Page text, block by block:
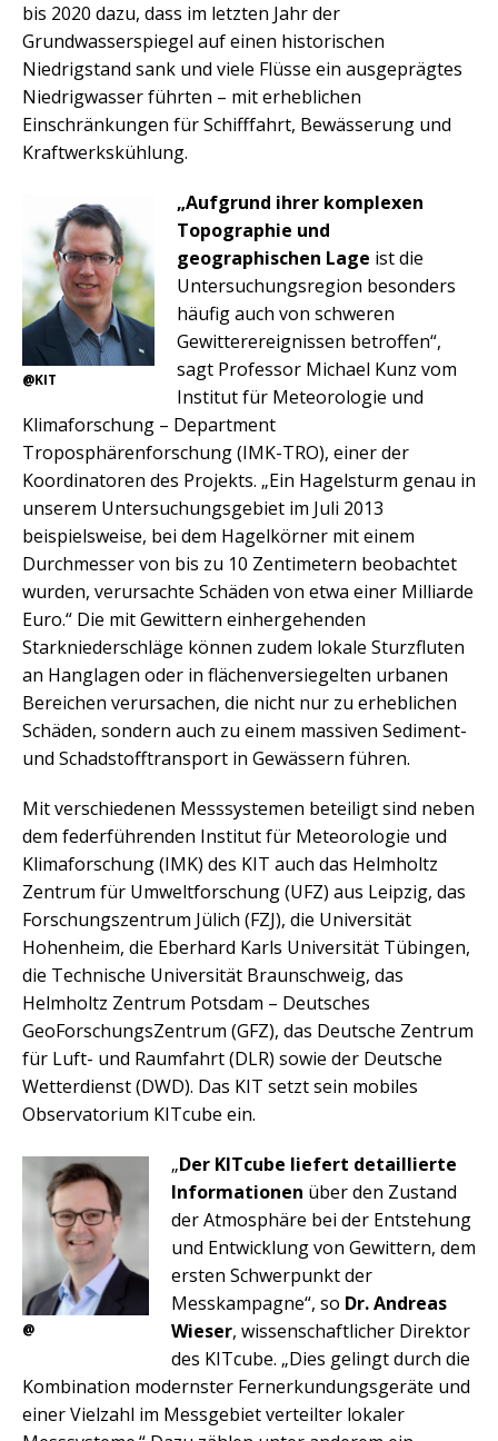
bis 2020 dazu, dass im letzten Jahr der
Grundwasserspiegel auf einen historischen
Niedrigstand sank und viele Flüsse ein ausgeprägtes
Niedrigwasser führten – mit erheblichen
Einschränkungen für Schifffahrt, Bewässerung und
Kraftwerkskühlung.
@KIT
„Aufgrund ihrer komplexen
Topographie und
geographischen Lage ist die
Untersuchungsregion besonders
häufig auch von schweren
Gewitterereignissen betroffen“,
sagt Professor Michael Kunz vom
Institut für Meteorologie und
Klimaforschung – Department
Troposphärenforschung (IMK-TRO), einer der
Koordinatoren des Projekts. „Ein Hagelsturm genau in
unserem Untersuchungsgebiet im Juli 2013
beispielsweise, bei dem Hagelkörner mit einem
Durchmesser von bis zu 10 Zentimetern beobachtet
wurden, verursachte Schäden von etwa einer Milliarde
Euro.“ Die mit Gewittern einhergehenden
Starkniederschläge können zudem lokale Sturzfluten
an Hanglagen oder in flächenversiegelten urbanen
Bereichen verursachen, die nicht nur zu erheblichen
Schäden, sondern auch zu einem massiven Sediment-
und Schadstofftransport in Gewässern führen.
Mit verschiedenen Messsystemen beteiligt sind neben
dem federführenden Institut für Meteorologie und
Klimaforschung (IMK) des KIT auch das Helmholtz
Zentrum für Umweltforschung (UFZ) aus Leipzig, das
Forschungszentrum Jülich (FZJ), die Universität
Hohenheim, die Eberhard Karls Universität Tübingen,
die Technische Universität Braunschweig, das
Helmholtz Zentrum Potsdam – Deutsches
GeoForschungsZentrum (GFZ), das Deutsche Zentrum
für Luft- und Raumfahrt (DLR) sowie der Deutsche
Wetterdienst (DWD). Das KIT setzt sein mobiles
Observatorium KITcube ein.
@
„Der KITcube liefert detaillierte
Informationen über den Zustand
der Atmosphäre bei der Entstehung
und Entwicklung von Gewittern, dem
ersten Schwerpunkt der
Messkampagne“, so Dr. Andreas
Wieser, wissenschaftlicher Direktor
des KITcube. „Dies gelingt durch die
Kombination modernster Fernerkundungsgeräte und
einer Vielzahl im Messgebiet verteilter lokaler